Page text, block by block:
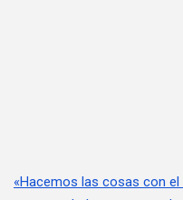
«Hacemos las cosas con